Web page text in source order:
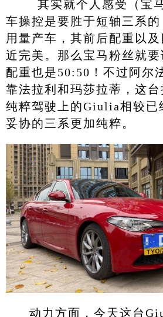
其实就个人感受（宝
车操控是要胜于短轴三系
用量产车，其前后配重以
近完美。那么宝马粉丝就
配重也是50:50！不过阿尔
靠法拉利和玛莎拉蒂，这台
纯粹驾驶上的Giulia相较已
妥协的三系更加纯粹。
动力方面，今天这台